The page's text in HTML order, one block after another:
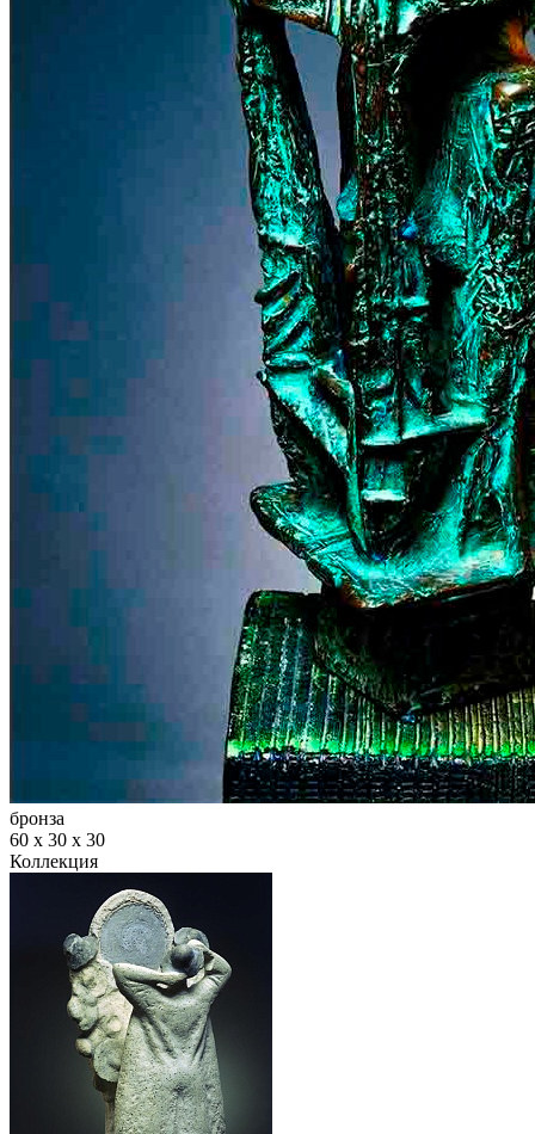
бронза
60 х 30 х 30
Коллекция